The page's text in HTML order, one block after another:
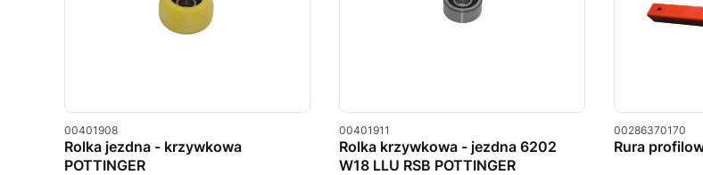
Kod produktu
00401908
Rolka jezdna - krzywkowa
POTTINGER
Kod produktu
00401911
Rolka krzywkowa - jezdna 6202
W18 LLU RSB POTTINGER
Kod produktu
00286370170
Rura